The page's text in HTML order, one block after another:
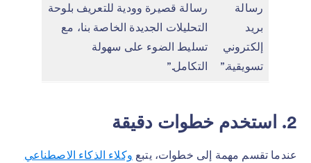
رسالة
بريد
إلكتروني
تسويقية.”
رسالة قصيرة وودية للتعريف بلوحة
التحليلات الجديدة الخاصة بنا، مع
تسليط الضوء على سهولة
التكامل.”
2. استخدم خطوات دقيقة
عندما تقسم مهمة إلى خطوات، يتبع وكلاء الذكاء الاصطناعي